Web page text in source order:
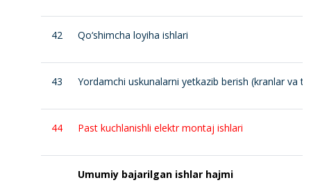
42 Qo‘shimcha loyiha ishlari
43 Yordamchi uskunalarni yetkazib berish (kranlar va
44 Past kuchlanishli elektr montaj ishlari
Umumiy bajarilgan ishlar hajmi